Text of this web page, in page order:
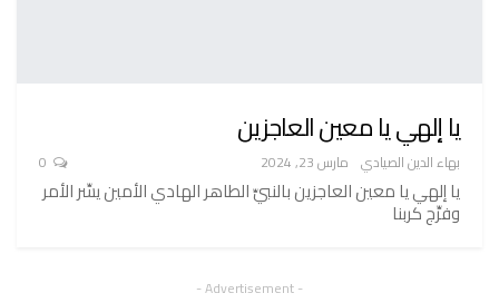
يا إلهي يا معين العاجزين
بهاء الدين الصيادي مارس 23, 2024
يا إلهي يا معين العاجزين بالنبيِّ الطاهر الهادي الأمين يسِّر الأمر
وفرِّج كربنا
- Advertisement -